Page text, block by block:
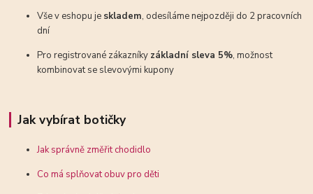
Vše v eshopu je skladem, odesíláme nejpozději do 2 pracovních
dní
Pro registrované zákazníky základní sleva 5%, možnost
kombinovat se slevovými kupony
Jak vybírat botičky
Jak správně změřit chodidlo
Co má splňovat obuv pro děti